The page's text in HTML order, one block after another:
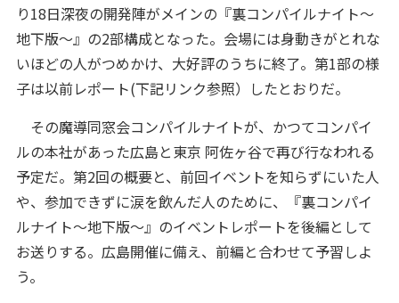
り18日深夜の開発陣がメインの『裏コンパイルナイト～
地下版～』の2部構成となった。会場には身動きがとれな
いほどの人がつめかけ、大好評のうちに終了。第1部の様
子は以前レポート(下記リンク参照）したとおりだ。
その魔導同窓会コンパイルナイトが、かつてコンパイ
ルの本社があった広島と東京 阿佐ヶ谷で再び行なわれる
予定だ。第2回の概要と、前回イベントを知らずにいた人
や、参加できずに涙を飲んだ人のために、『裏コンパイ
ルナイト～地下版～』のイベントレポートを後編として
お送りする。広島開催に備え、前編と合わせて予習しよ
う。